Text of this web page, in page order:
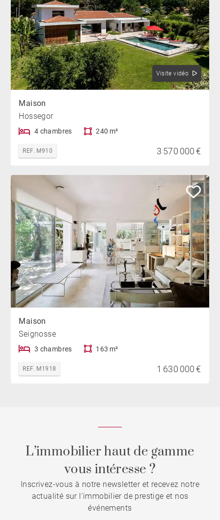
Visite vidéo
Maison
Hossegor
4 chambres 240 m²
REF. M910 3 570 000 €
Maison
Seignosse
3 chambres 163 m²
REF. M1918 1 630 000 €
L’immobilier haut de gamme
vous intéresse ?
Inscrivez-vous à notre newsletter et recevez notre
actualité sur l'immobilier de prestige et nos
événements